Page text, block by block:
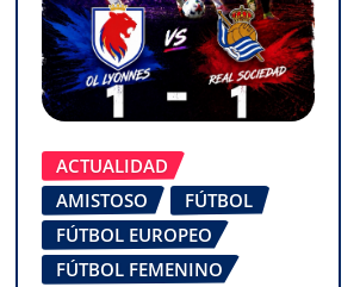
ACTUALIDAD
AMISTOSO
FÚTBOL
FÚTBOL EUROPEO
FÚTBOL FEMENINO